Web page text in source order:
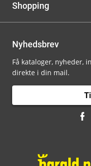
Shopping
Nyhedsbrev
Få kataloger, nyheder,
direkte i din mail.